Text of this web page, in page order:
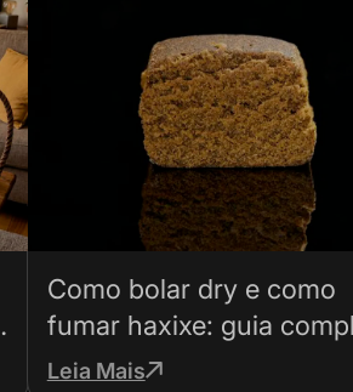
Como bolar dry e como
fumar haxixe: guia
para não errar
Leia Mais